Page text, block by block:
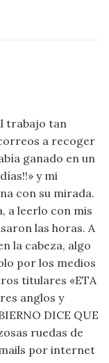
trabajo tan
a recoger
ganado en un
y mi
con su mirada.
a leerlo con mis
las horas. A
la cabeza, algo
por los medios
titulares «ETA
anglos y
DICE QUE
ruedas de
por internet